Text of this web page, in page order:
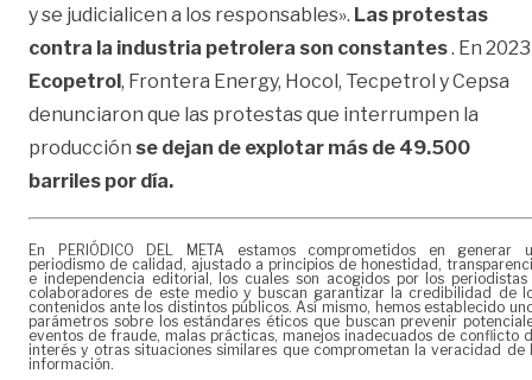
y se judicialicen a los responsables». Las protestas
contra la industria petrolera son constantes. En 2023
Ecopetrol, Frontera Energy, Hocol, Tecpetrol y Cepsa
denunciaron que las protestas que interrumpen la
producción se dejan de explotar más de 49.500
barriles por día.
En PERIÓDICO DEL META estamos comprometidos en generar
periodismo de calidad, ajustado a principios de honestidad,
e independencia editorial, los cuales son acogidos por los periodistas
colaboradores de este medio y buscan garantizar la credibilidad de
contenidos ante los distintos públicos. Así mismo, hemos establecido
parámetros sobre los estándares éticos que buscan prevenir
eventos de fraude, malas prácticas, manejos inadecuados de conflicto
interés y otras situaciones similares que comprometan la veracidad de
información.